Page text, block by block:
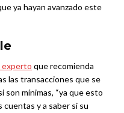
ya hayan avanzado este
experto que recomienda
las transacciones que se
son mínimas, “ya que esto
cuentas y a saber si su